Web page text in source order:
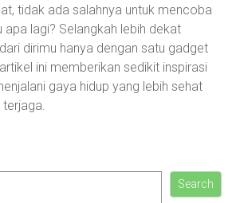
tidak ada salahnya untuk mencoba
apa lagi? Selangkah lebih dekat
dirimu hanya dengan satu gadget
ini memberikan sedikit inspirasi
gaya hidup yang lebih sehat
Search